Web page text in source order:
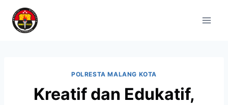
POLRESTA MALANG KOTA
Kreatif dan Edukatif,